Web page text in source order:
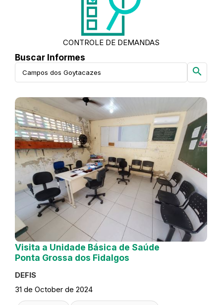
CONTROLE DE DEMANDAS
Buscar Informes
search
Visita a Unidade Básica de Saúde
Ponta Grossa dos Fidalgos
DEFIS
31 de October de 2024